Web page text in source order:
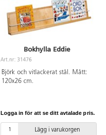
Bokhylla Eddie
Art.nr: 31476
Björk och vitlackerat stål. Mått:
120x26 cm.
Logga in för att se ditt avtalade pris.
Lägg i varukorgen